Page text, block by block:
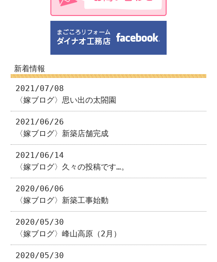
新着情報
2021/07/08
〈嫁ブログ〉思い出の太閤園
2021/06/26
〈嫁ブログ〉新築店舗完成
2021/06/14
〈嫁ブログ〉久々の投稿です…。
2020/06/06
〈嫁ブログ〉新築工事始動
2020/05/30
〈嫁ブログ〉峰山高原（2月）
2020/05/30